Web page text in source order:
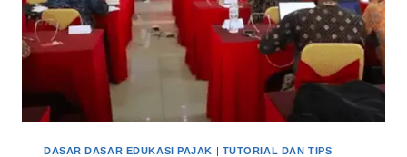
DASAR DASAR EDUKASI PAJAK | TUTORIAL DAN TIPS